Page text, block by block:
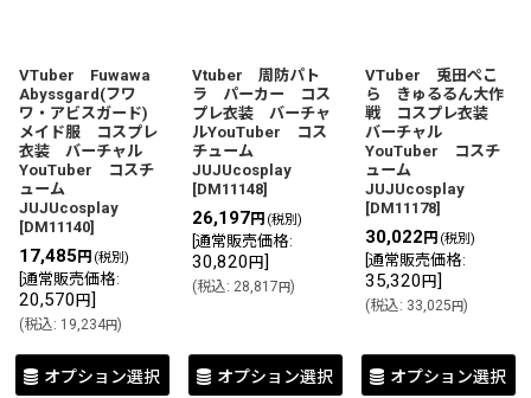
VTuber Fuwawa
Abyssgard(フワ
ワ・アビスガード)
メイド服 コスプレ
衣装 バーチャル
YouTuber コスチ
ューム
JUJUcosplay
[DM11140]
17,485 円 (税別)
通常販売価格:
20,570 円]
(税込: 19,234円)
オプション選択
Vtuber 周防パト
ラ パーカー コス
プレ衣装 バーチャ
ルYouTuber コス
チューム
JUJUcosplay
[DM11148]
26,197円 (税別)
通常販売価格:
30,820 円]
(税込: 28,817円)
オプション選択
VTuber 兎田ぺこ
ら きゅるるん大作
戦 コスプレ衣装
バーチャル
YouTuber コスチ
ューム
JUJUcosplay
[DM11178]
30,022 円 (税別)
通常販売価格:
35,320 円]
(税込: 33,025円)
オプション選択